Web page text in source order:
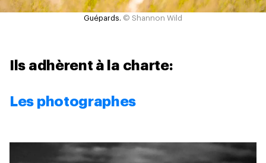
Guépards. © Shannon Wild
Ils adhèrent à la charte:
Les photographes